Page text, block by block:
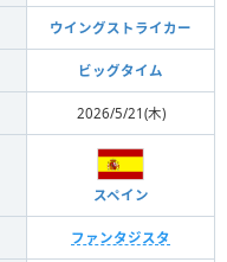
ウイングストライカー
ビッグタイム
2026/5/21(木)
スペイン
ファンタジスタ